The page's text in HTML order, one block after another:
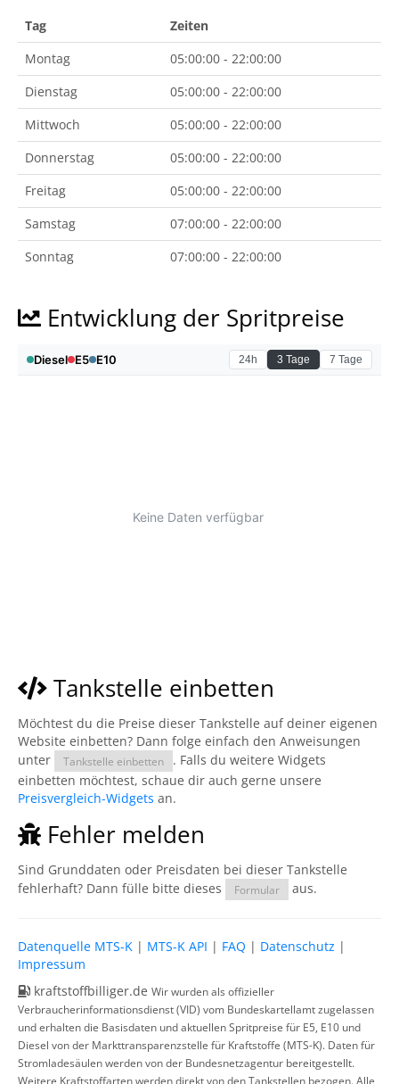
Tag
Zeiten
Montag
05:00:00 - 22:00:00
Dienstag
05:00:00 - 22:00:00
Mittwoch
05:00:00 - 22:00:00
Donnerstag
05:00:00 - 22:00:00
Freitag
05:00:00 - 22:00:00
Samstag
07:00:00 - 22:00:00
Sonntag
07:00:00 - 22:00:00
Entwicklung der Spritpreise
Tankstelle einbetten
Möchtest du die Preise dieser Tankstelle auf deiner eigenen
Website einbetten? Dann folge einfach den Anweisungen
unter
Tankstelle einbetten
. Falls du weitere Widgets
einbetten möchtest, schaue dir auch gerne unsere
Preisvergleich-Widgets an.
Fehler melden
Sind Grunddaten oder Preisdaten bei dieser Tankstelle
fehlerhaft? Dann fülle bitte dieses
Formular aus.
Datenquelle MTS-K | MTS-K API | FAQ | Datenschutz |
Impressum
kraftstoffbilliger.de Wir wurden als offizieller
Verbraucherinformationsdienst (VID) vom Bundeskartellamt zugelassen
und erhalten die Basisdaten und aktuellen Spritpreise für E5, E10 und
Diesel von der Markttransparenzstelle für Kraftstoffe (MTS-K). Daten für
Stromladesäulen werden von der Bundesnetzagentur bereitgestellt.
Weitere Kraftstoffarten werden direkt von den Tankstellen bezogen. Alle